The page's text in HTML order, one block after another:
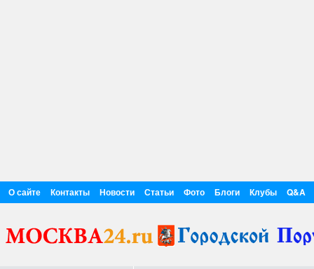
О сайте Контакты Новости Статьи Фото Блоги Клубы Q&A